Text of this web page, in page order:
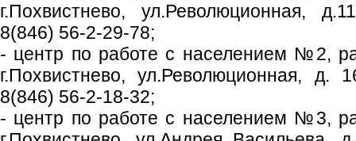
г.Похвистнево, ул.Революционная,
8(846) 56-2-29-78;
- центр по работе с населением №2,
г.Похвистнево, ул.Революционная, д.
8(846) 56-2-18-32;
- центр по работе с населением №3,